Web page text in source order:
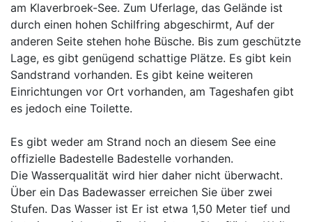
am Klaverbroek-See. Zum Uferlage, das Gelände ist
durch einen hohen Schilfring abgeschirmt, Auf der
anderen Seite stehen hohe Büsche. Bis zum geschützte
Lage, es gibt genügend schattige Plätze. Es gibt kein
Sandstrand vorhanden. Es gibt keine weiteren
Einrichtungen vor Ort vorhanden, am Tageshafen gibt
es jedoch eine Toilette.
Es gibt weder am Strand noch an diesem See eine
offizielle Badestelle Badestelle vorhanden.
Die Wasserqualität wird hier daher nicht überwacht.
Über ein Das Badewasser erreichen Sie über zwei
Stufen. Das Wasser ist Er ist etwa 1,50 Meter tief und